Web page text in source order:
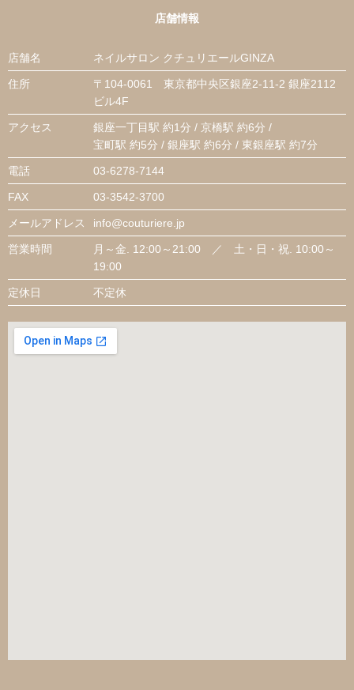
店舗情報
店舗名 ネイルサロン クチュリエールGINZA
住所
〒104-0061 東京都中央区銀座2-11-2 銀座2112
ビル4F
アクセス
銀座一丁目駅 約1分 / 京橋駅 約6分 /
宝町駅 約5分 / 銀座駅 約6分 / 東銀座駅 約7分
電話 03-6278-7144
FAX 03-3542-3700
メールアドレス info@couturiere.jp
営業時間
月～金. 12:00～21:00 ／ 土・日・祝. 10:00～
19:00
定休日 不定休